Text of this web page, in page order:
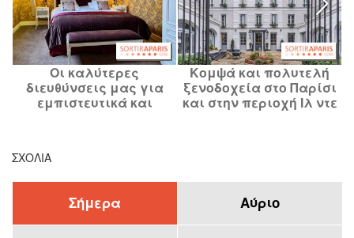
Οι καλύτερες
διευθύνσεις μας για
εμπιστευτικά και
Κομψά και πολυτελή
ξενοδοχεία στο Παρίσι
και στην περιοχή Ιλ ντε
ΣΧΌΛΙΑ
Σήμερα Αύριο